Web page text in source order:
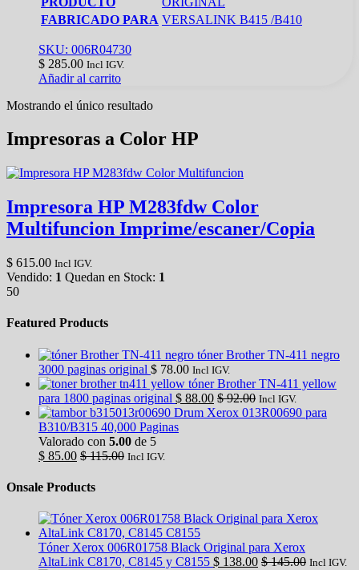
FABRICADO PARA VERSALINK B415 /B410
SKU: 006R04730
$ 285.00 Incl IGV.
Añadir al carrito
Mostrando el único resultado
Impresoras a Color HP
Impresora HP M283fdw Color
Multifuncion Imprime/escaner/Copia
$ 615.00 Incl IGV.
Vendido: 1 Quedan en Stock: 1
50
Featured Products
tóner Brother TN-411 negro
3000 paginas original $ 78.00 Incl IGV.
tóner Brother TN-411 yellow
para 1800 paginas original $ 88.00 $92.00 Incl IGV.
Drum Xerox 013R00690 para
B310/B315 40,000 Paginas
Valorado con 5.00 de 5
$ 85.00 $115.00 Incl IGV.
Onsale Products
Tóner Xerox 006R01758 Black Original para Xerox
AltaLink C8170, C8145 y C8155 $ 138.00 $145.00 Incl IGV.